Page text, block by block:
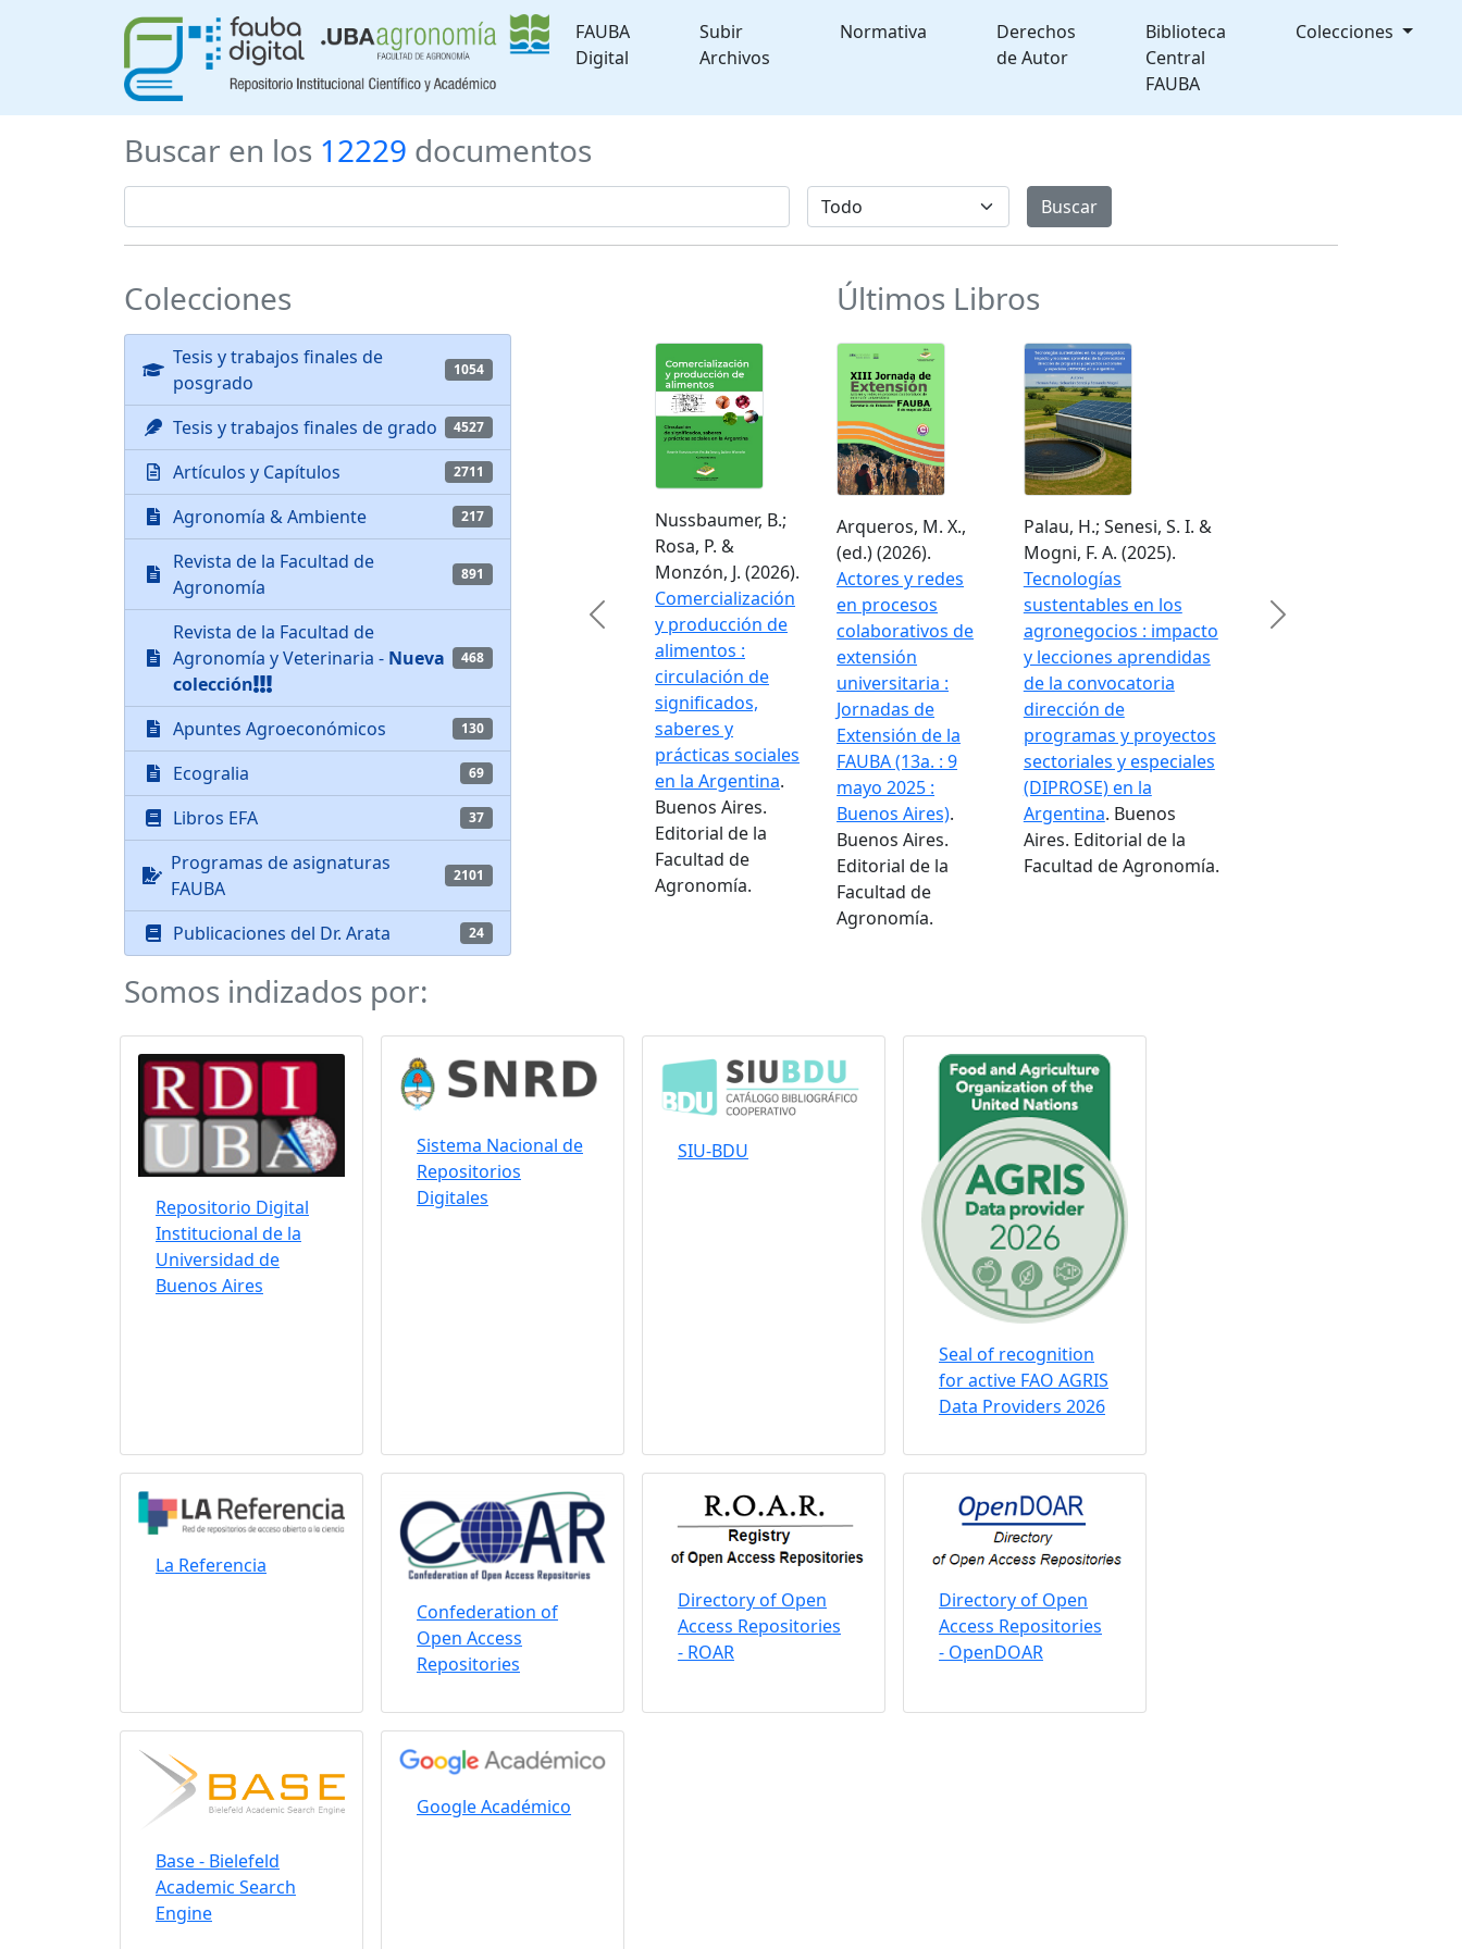
FAUBA
Digital
Subir
Archivos
Normativa
Derechos
de Autor
Biblioteca
Central
FAUBA
Colecciones
Buscar en los 12229 documentos
Colecciones
Tesis y trabajos finales de
posgrado
1054
Tesis y trabajos finales de grado 4527
Artículos y Capítulos 2711
Agronomía & Ambiente 217
Revista de la Facultad de
Agronomía
891
Revista de la Facultad de
Agronomía y Veterinaria - Nueva
colección
468
Apuntes Agroeconómicos 130
Ecogralia 69
Libros EFA 37
Programas de asignaturas
FAUBA
2101
Publicaciones del Dr. Arata 24
Últimos Libros
Nussbaumer, B.;
Rosa, P. &
Monzón, J. (2026).
Comercialización
y producción de
alimentos :
circulación de
significados,
saberes y
prácticas sociales
en la Argentina.
Buenos Aires.
Editorial de la
Facultad de
Agronomía.
Arqueros, M. X.,
(ed.) (2026).
Actores y redes
en procesos
colaborativos de
extensión
universitaria :
Jornadas de
Extensión de la
FAUBA (13a. : 9
mayo 2025 :
Buenos Aires).
Buenos Aires.
Editorial de la
Facultad de
Agronomía.
Palau, H.; Senesi, S. I. &
Mogni, F. A. (2025).
Tecnologías
sustentables en los
agronegocios : impacto
y lecciones aprendidas
de la convocatoria
dirección de
programas y proyectos
sectoriales y especiales
(DIPROSE) en la
Argentina. Buenos
Aires. Editorial de la
Facultad de Agronomía.
Previous Next
Somos indizados por:
Repositorio Digital
Institucional de la
Universidad de
Buenos Aires
Sistema Nacional de
Repositorios
Digitales
SIU-BDU
Seal of recognition
for active FAO AGRIS
Data Providers 2026
La Referencia
Confederation of
Open Access
Repositories
Directory of Open
Access Repositories
- ROAR
Directory of Open
Access Repositories
- OpenDOAR
Base - Bielefeld
Academic Search
Engine
Google Académico